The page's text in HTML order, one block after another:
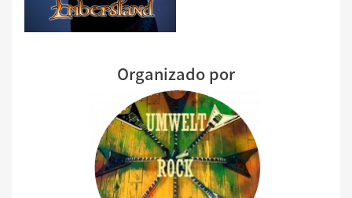
Organizado por